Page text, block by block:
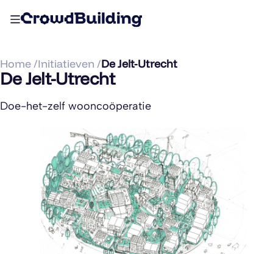
Home /Initiatieven /De Jelt-Utrecht
De Jelt-Utrecht
Doe-het-zelf wooncoöperatie